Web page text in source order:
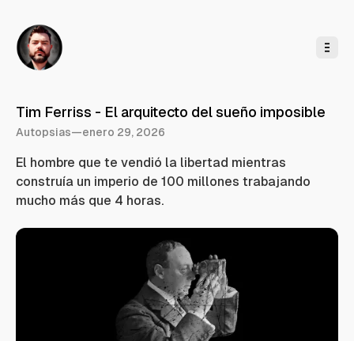
Tim Ferriss - El arquitecto del sueño imposible
Autopsias—enero 29, 2026
El hombre que te vendió la libertad mientras
construía un imperio de 100 millones trabajando
mucho más que 4 horas.